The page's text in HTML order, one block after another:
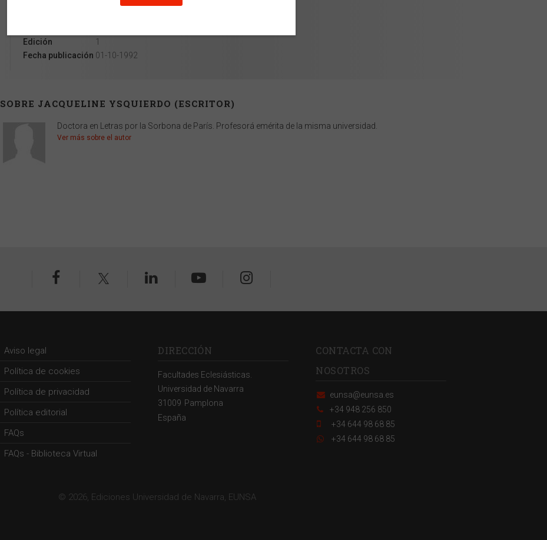
Edición
1
Fecha publicación 01-10-1992
SOBRE JACQUELINE YSQUIERDO (ESCRITOR)
Doctora en Letras por la Sorbona de París. Profesorá emérita de la misma universidad.
Ver más sobre el autor
Aviso legal
Política de cookies
Política de privacidad
Política editorial
FAQs
FAQs - Biblioteca Virtual
DIRECCIÓN
Facultades Eclesiásticas.
Universidad de Navarra
31009 Pamplona
España
CONTACTA CON
NOSOTROS
eunsa@eunsa.es
+34 948 256 850
+34 644 98 68 85
+34 644 98 68 85
© 2026, Ediciones Universidad de Navarra, EUNSA